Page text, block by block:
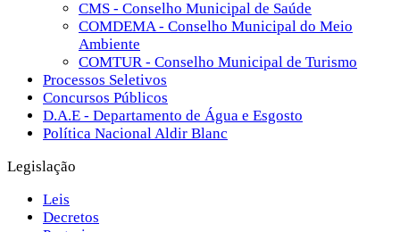
CMS - Conselho Municipal de Saúde
COMDEMA - Conselho Municipal do Meio
Ambiente
COMTUR - Conselho Municipal de Turismo
Processos Seletivos
Concursos Públicos
D.A.E - Departamento de Água e Esgosto
Política Nacional Aldir Blanc
Legislação
Leis
Decretos